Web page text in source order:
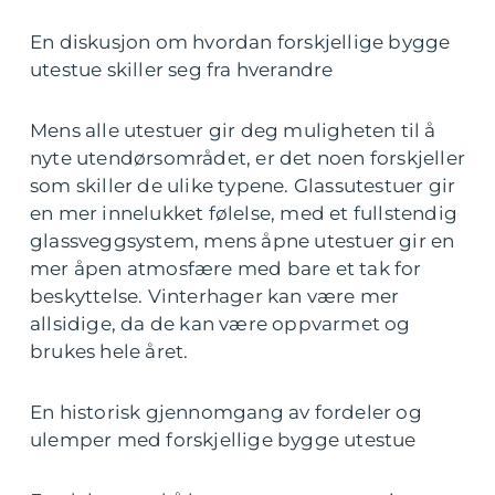
En diskusjon om hvordan forskjellige bygge
utestue skiller seg fra hverandre
Mens alle utestuer gir deg muligheten til å
nyte utendørsområdet, er det noen forskjeller
som skiller de ulike typene. Glassutestuer gir
en mer innelukket følelse, med et fullstendig
glassveggsystem, mens åpne utestuer gir en
mer åpen atmosfære med bare et tak for
beskyttelse. Vinterhager kan være mer
allsidige, da de kan være oppvarmet og
brukes hele året.
En historisk gjennomgang av fordeler og
ulemper med forskjellige bygge utestue